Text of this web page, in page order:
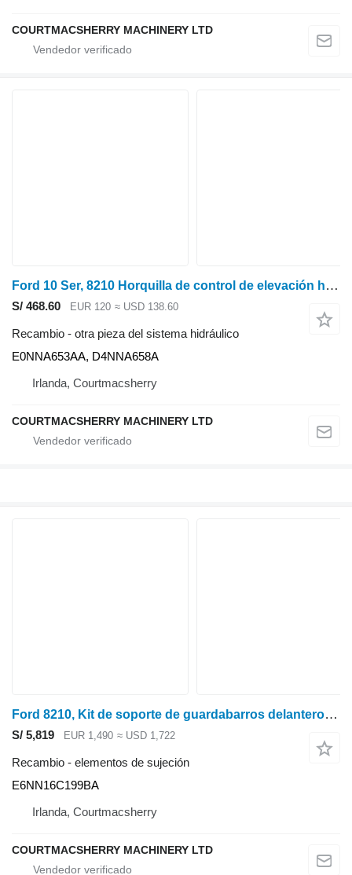
COURTMACSHERRY MACHINERY LTD
Ford 10 Ser, 8210 Horquilla de control de elevación hidráulica E0nna659ac, E0nna653aa, E0NNA653AA para Ford 10 Ser tractor de ruedas
S/ 468.60 EUR 120 ≈ USD 138.60
Recambio - otra pieza del sistema hidráulico
E0NNA653AA, D4NNA658A
Irlanda, Courtmacsherry
COURTMACSHERRY MACHINERY LTD
Ford 8210, Kit de soporte de guardabarros delantero Carraro E6NN16C199BA para tractor de ruedas
S/ 5,819 EUR 1,490 ≈ USD 1,722
Recambio - elementos de sujeción
E6NN16C199BA
Irlanda, Courtmacsherry
COURTMACSHERRY MACHINERY LTD